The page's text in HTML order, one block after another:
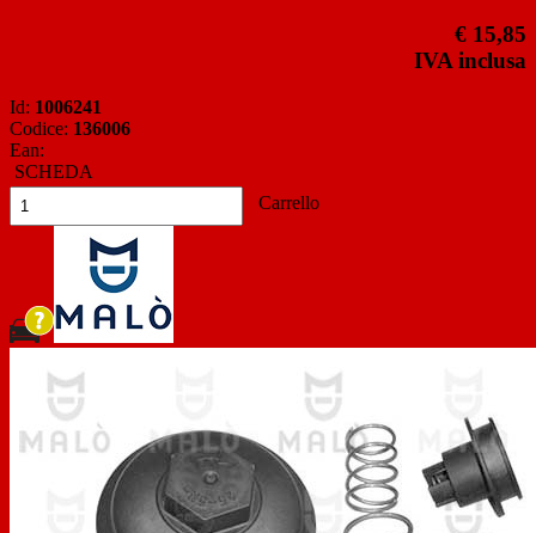
€ 15,85
IVA inclusa
Id: 1006241
Codice: 136006
Ean:
SCHEDA
Carrello